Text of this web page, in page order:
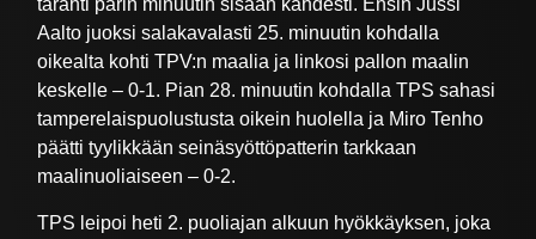
tärähti parin minuutin sisään kahdesti. Ensin Jussi
Aalto juoksi salakavalasti 25. minuutin kohdalla
oikealta kohti TPV:n maalia ja linkosi pallon maalin
keskelle – 0-1. Pian 28. minuutin kohdalla TPS sahasi
tamperelaispuolustusta oikein huolella ja Miro Tenho
päätti tyylikkään seinäsyöttöpatterin tarkkaan
maalinuoliaiseen – 0-2.
TPS leipoi heti 2. puoliajan alkuun hyökkäyksen, joka